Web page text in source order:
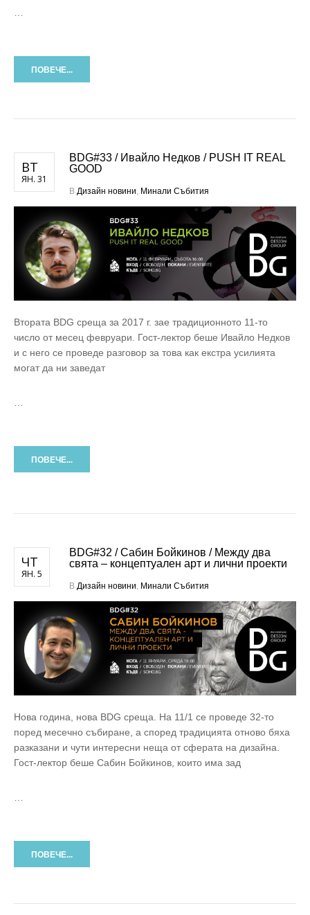
ПОВЕЧЕ...
ВТ
ЯН. 31
BDG#33 / Ивайло Недков / PUSH IT REAL
GOOD
В Дизайн новини Минали Събития
Втората BDG среща за 2017 г. зае традиционното 11-то
число от месец февруари. Гост-лектор беше Ивайло Недков
и с него се проведе разговор за това как екстра усилията
могат да ни заведат
ПОВЕЧЕ...
ЧТ
ЯН. 5
BDG#32 / Сабин Бойкинов / Между два
свята – концептуален арт и лични проекти
В Дизайн новини Минали Събития
Нова година, нова BDG среща. На 11/1 се проведе 32-то
поред месечно събиране, а според традицията отново бяха
разказани и чути интересни неща от сферата на дизайна.
Гост-лектор беше Сабин Бойкинов, които има зад
ПОВЕЧЕ...